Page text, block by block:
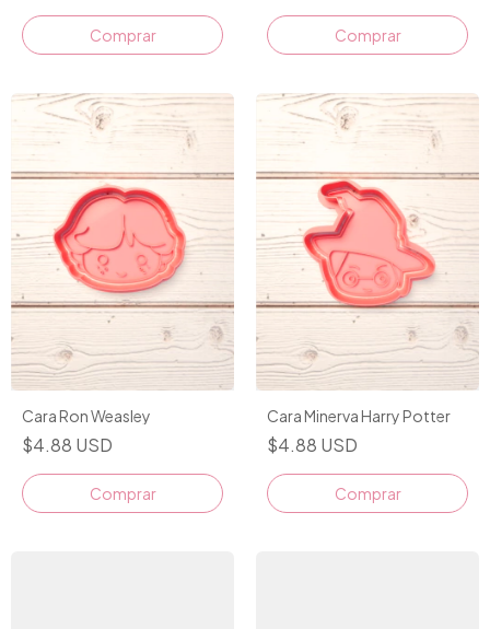
Comprar Comprar
Cara Ron Weasley
$4.88 USD
Comprar
Cara Minerva Harry Potter
$4.88 USD
Comprar